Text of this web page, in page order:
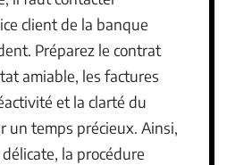
client de la banque
Préparez le contrat
amiable, les factures
et la clarté du
un temps précieux. Ainsi,
la procédure